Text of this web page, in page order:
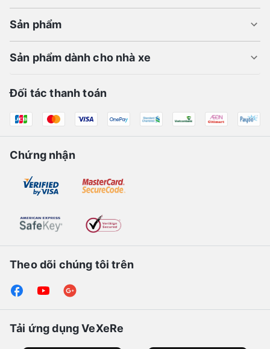
Sản phẩm
Sản phẩm dành cho nhà xe
Đối tác thanh toán
Chứng nhận
Theo dõi chúng tôi trên
Tải ứng dụng VeXeRe